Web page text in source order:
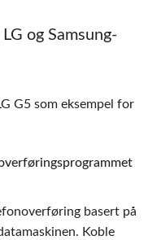
og Samsung-
G5 som eksempel for
basert på
Koble